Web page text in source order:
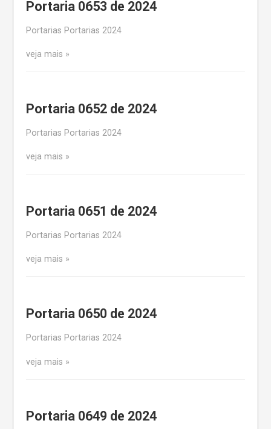
Portaria 0653 de 2024
Portarias Portarias 2024
veja mais
Portaria 0652 de 2024
Portarias Portarias 2024
veja mais
Portaria 0651 de 2024
Portarias Portarias 2024
veja mais
Portaria 0650 de 2024
Portarias Portarias 2024
veja mais
Portaria 0649 de 2024